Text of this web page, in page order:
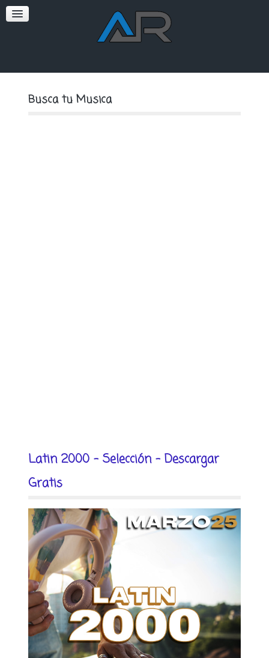
SOFT
Busca tu Musica
Latin 2000 - Selección - Descargar
Gratis